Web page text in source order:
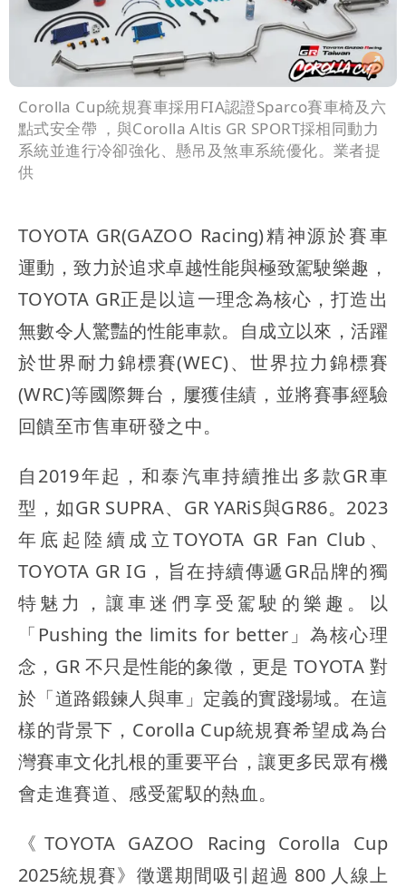
Corolla Cup統規賽車採用FIA認證Sparco賽車椅及六
點式安全帶 ，與Corolla Altis GR SPORT採相同動力
系統並進行冷卻強化、懸吊及煞車系統優化。業者提
供
TOYOTA GR(GAZOO Racing)精神源於賽車
運動，致力於追求卓越性能與極致駕駛樂趣，
TOYOTA GR正是以這一理念為核心，打造出
無數令人驚豔的性能車款。自成立以來，活躍
於世界耐力錦標賽(WEC)、世界拉力錦標賽
(WRC)等國際舞台，屢獲佳績，並將賽事經驗
回饋至市售車研發之中。
自2019年起，和泰汽車持續推出多款GR車
型，如GR SUPRA、GR YARiS與GR86。2023
年底起陸續成立TOYOTA GR Fan Club、
TOYOTA GR IG，旨在持續傳遞GR品牌的獨
特魅力，讓車迷們享受駕駛的樂趣。以
「Pushing the limits for better」為核心理
念，GR 不只是性能的象徵，更是 TOYOTA 對
於「道路鍛鍊人與車」定義的實踐場域。在這
樣的背景下，Corolla Cup統規賽希望成為台
灣賽車文化扎根的重要平台，讓更多民眾有機
會走進賽道、感受駕馭的熱血。
《TOYOTA GAZOO Racing Corolla Cup
2025統規賽》徵選期間吸引超過 800 人線上